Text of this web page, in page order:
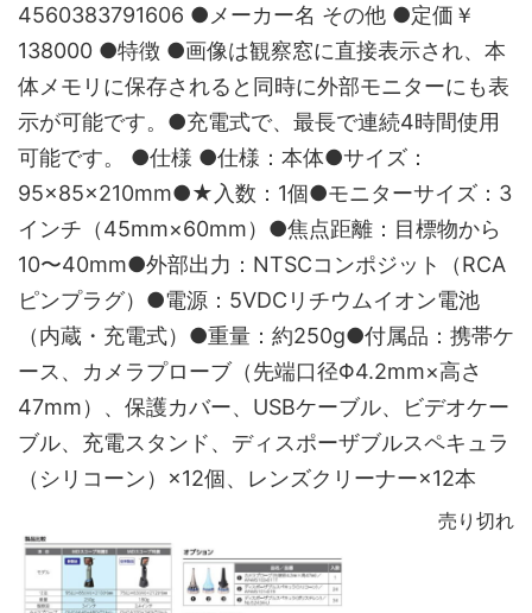
4560383791606 ●メーカー名 その他 ●定価￥
138000 ●特徴 ●画像は観察窓に直接表示され、本
体メモリに保存されると同時に外部モニターにも表
示が可能です。●充電式で、最長で連続4時間使用
可能です。 ●仕様 ●仕様：本体●サイズ：
95×85×210mm●★入数：1個●モニターサイズ：3
インチ（45mm×60mm）●焦点距離：目標物から
10〜40mm●外部出力：NTSCコンポジット（RCA
ピンプラグ）●電源：5VDCリチウムイオン電池
（内蔵・充電式）●重量：約250g●付属品：携帯ケ
ース、カメラプローブ（先端口径Φ4.2mm×高さ
47mm）、保護カバー、USBケーブル、ビデオケー
ブル、充電スタンド、ディスポーザブルスペキュラ
（シリコーン）×12個、レンズクリーナー×12本
売り切れ